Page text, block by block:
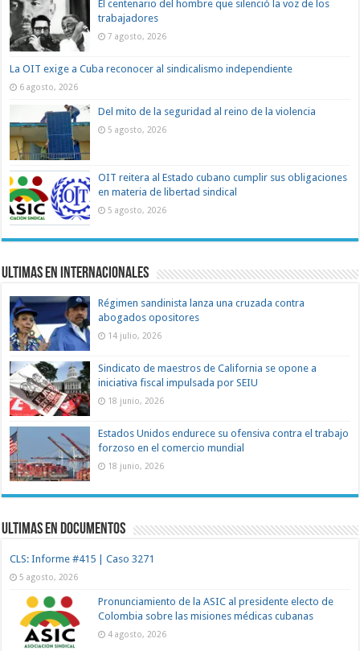
El centenario del hombre que silenció la voz de los
trabajadores
7 agosto, 2026
La OIT exige a Cuba reconocer al sindicalismo independiente
6 agosto, 2026
Del mito de la seguridad al reino de la violencia
5 agosto, 2026
OIT reitera al Estado cubano cumplir sus obligaciones
en materia de libertad sindical
5 agosto, 2026
Ultimas en Internacionales
Régimen sandinista lanza una cruzada contra
abogados opositores
14 julio, 2026
Sindicato de maestros de California se opone a
iniciativa fiscal impulsada por SEIU
18 junio, 2026
Estados Unidos endurece su ofensiva contra el trabajo
forzoso en el comercio mundial
18 junio, 2026
Ultimas en documentos
CLS: Informe #415 | Caso 3271
5 agosto, 2026
Pronunciamiento de la ASIC al presidente electo de
Colombia sobre las misiones médicas cubanas
4 agosto, 2026